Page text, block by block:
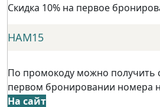
Скидка 10% на первое
НАМ15
По промокоду можно получить
первом бронировании номера
На сайт